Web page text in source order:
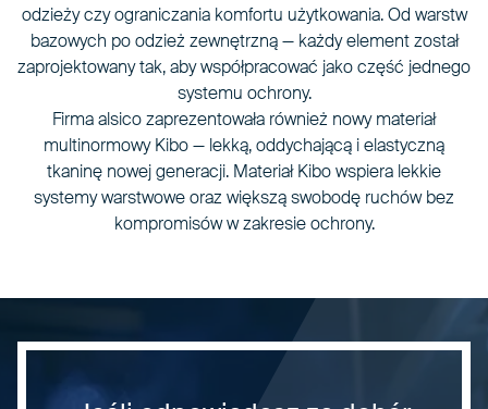
odzieży czy ograniczania komfortu użytkowania. Od warstw
bazowych po odzież zewnętrzną — każdy element został
zaprojektowany tak, aby współpracować jako część jednego
systemu ochrony.
Firma alsico zaprezentowała również nowy materiał
multinormowy Kibo — lekką, oddychającą i elastyczną
tkaninę nowej generacji. Materiał Kibo wspiera lekkie
systemy warstwowe oraz większą swobodę ruchów bez
kompromisów w zakresie ochrony.